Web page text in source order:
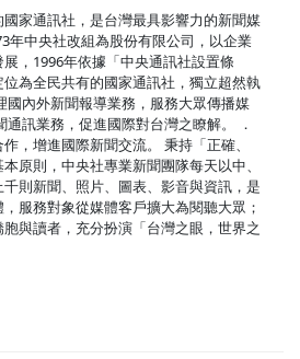
家通訊社，是台灣最具影響力的新聞媒
年中央社改組為股份有限公司，以企業
，1996年依據「中央通訊社設置條
為全民共有的國家通訊社，獨立超然執
國內外新聞報導業務，服務大眾傳播媒
訊業務，促進國際對台灣之瞭解。 ．
，增進國際新聞交流。 秉持「正確、
原則，中央社專業新聞團隊每天以中、
則新聞、照片、圖表、影音與資訊，是
服務對象從媒體客戶擴大為閱聽大眾；
與讀者，充分扮演「台灣之眼，世界之